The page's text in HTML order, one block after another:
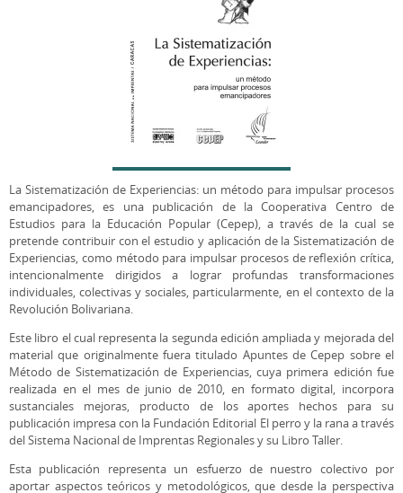
La Sistematización de Experiencias: un método para impulsar procesos
emancipadores, es una publicación de la Cooperativa Centro de
Estudios para la Educación Popular (Cepep), a través de la cual se
pretende contribuir con el estudio y aplicación de la Sistematización de
Experiencias, como método para impulsar procesos de reflexión crítica,
intencionalmente dirigidos a lograr profundas transformaciones
individuales, colectivas y sociales, particularmente, en el contexto de la
Revolución Bolivariana.
Este libro el cual representa la segunda edición ampliada y mejorada del
material que originalmente fuera titulado Apuntes de Cepep sobre el
Método de Sistematización de Experiencias, cuya primera edición fue
realizada en el mes de junio de 2010, en formato digital, incorpora
sustanciales mejoras, producto de los aportes hechos para su
publicación impresa con la Fundación Editorial El perro y la rana a través
del Sistema Nacional de Imprentas Regionales y su Libro Taller.
Esta publicación representa un esfuerzo de nuestro colectivo por
aportar aspectos teóricos y metodológicos, que desde la perspectiva